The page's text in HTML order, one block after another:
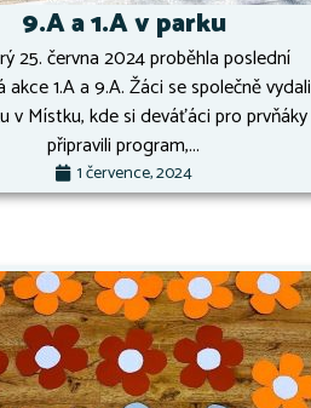
9.A a 1.A v parku
25. června 2024 proběhla poslední
akce 1.A a 9.A. Žáci se společně vydali
v Místku, kde si deváťáci pro prvňáky
připravili program,...
1 července, 2024